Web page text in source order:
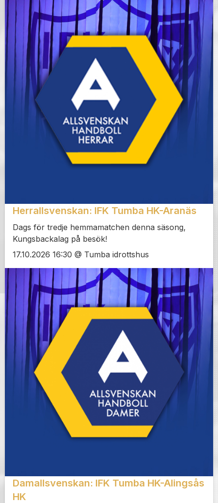
Herrallsvenskan: IFK Tumba HK-Aranäs
Dags för tredje hemmamatchen denna säsong,
Kungsbackalag på besök!
17.10.2026 16:30 @ Tumba idrottshus
Damallsvenskan: IFK Tumba HK-Alingsås
HK